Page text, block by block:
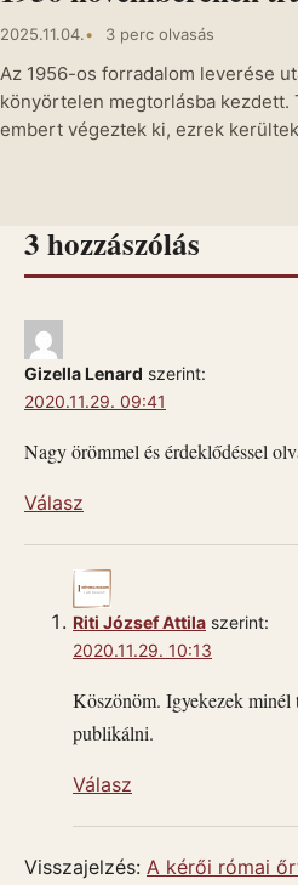
2025.11.04. 3 perc olvasás
Az 1956-os forradalom leverése
könyörtelen megtorlásba kezdett.
embert végeztek ki, ezrek
3 hozzászólás
Gizella Lenard szerint:
2020.11.29. 09:41
Nagy örömmel és érdeklődéssel
Válasz
Riti József Attila szerint:
2020.11.29. 10:13
Köszönöm. Igyekezek minél
publikálni.
Válasz
Visszajelzés: A kérői római